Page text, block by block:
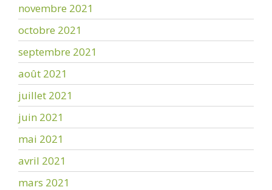
novembre 2021
octobre 2021
septembre 2021
août 2021
juillet 2021
juin 2021
mai 2021
avril 2021
mars 2021